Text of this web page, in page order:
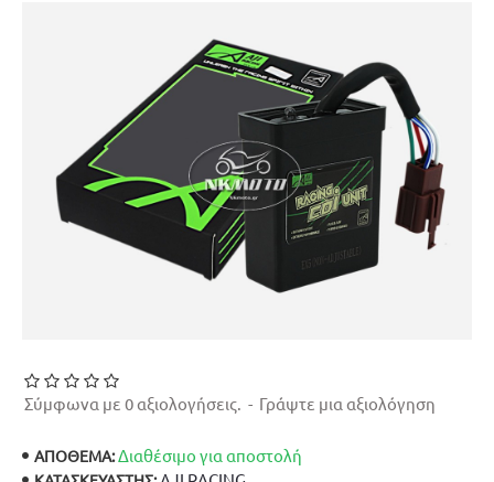
ΑΠΟΘΕΜΑ:Διαθέσιμο για αποστολή
Σύμφωνα με 0 αξιολογήσεις. - Γράψτε μια αξιολόγηση